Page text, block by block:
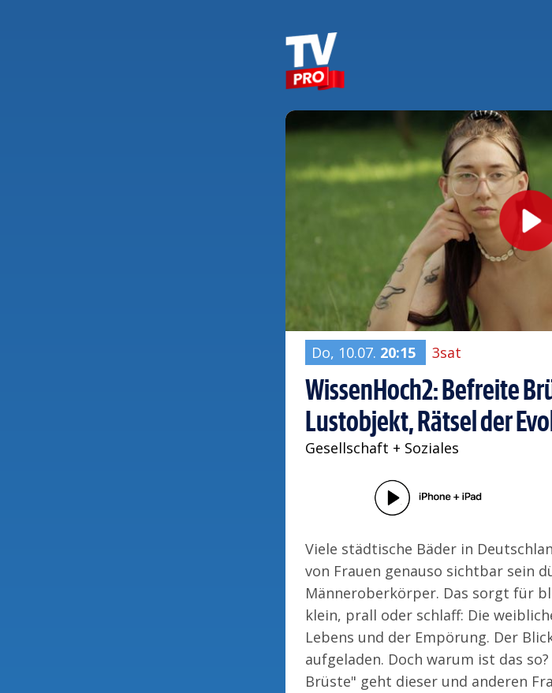
Do, 10.07. 20:15 3sat
WissenHoch2: Befreite
Lustobjekt, Rätsel der
Gesellschaft + Soziales
Viele städtische Bäder in
von Frauen genauso sichtbar sein
Männeroberkörper. Das sorgt für
klein, prall oder schlaff: Die
Lebens und der Empörung. Der
aufgeladen. Doch warum ist das
Brüste" geht dieser und anderen